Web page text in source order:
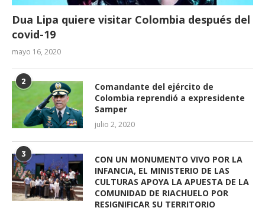
Dua Lipa quiere visitar Colombia después del
covid-19
mayo 16, 2020
2
Comandante del ejército de
Colombia reprendió a expresidente
Samper
julio 2, 2020
3
CON UN MONUMENTO VIVO POR LA
INFANCIA, EL MINISTERIO DE LAS
CULTURAS APOYA LA APUESTA DE LA
COMUNIDAD DE RIACHUELO POR
RESIGNIFICAR SU TERRITORIO